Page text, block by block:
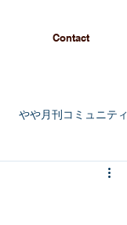
Contact
やや月刊コミュニティ